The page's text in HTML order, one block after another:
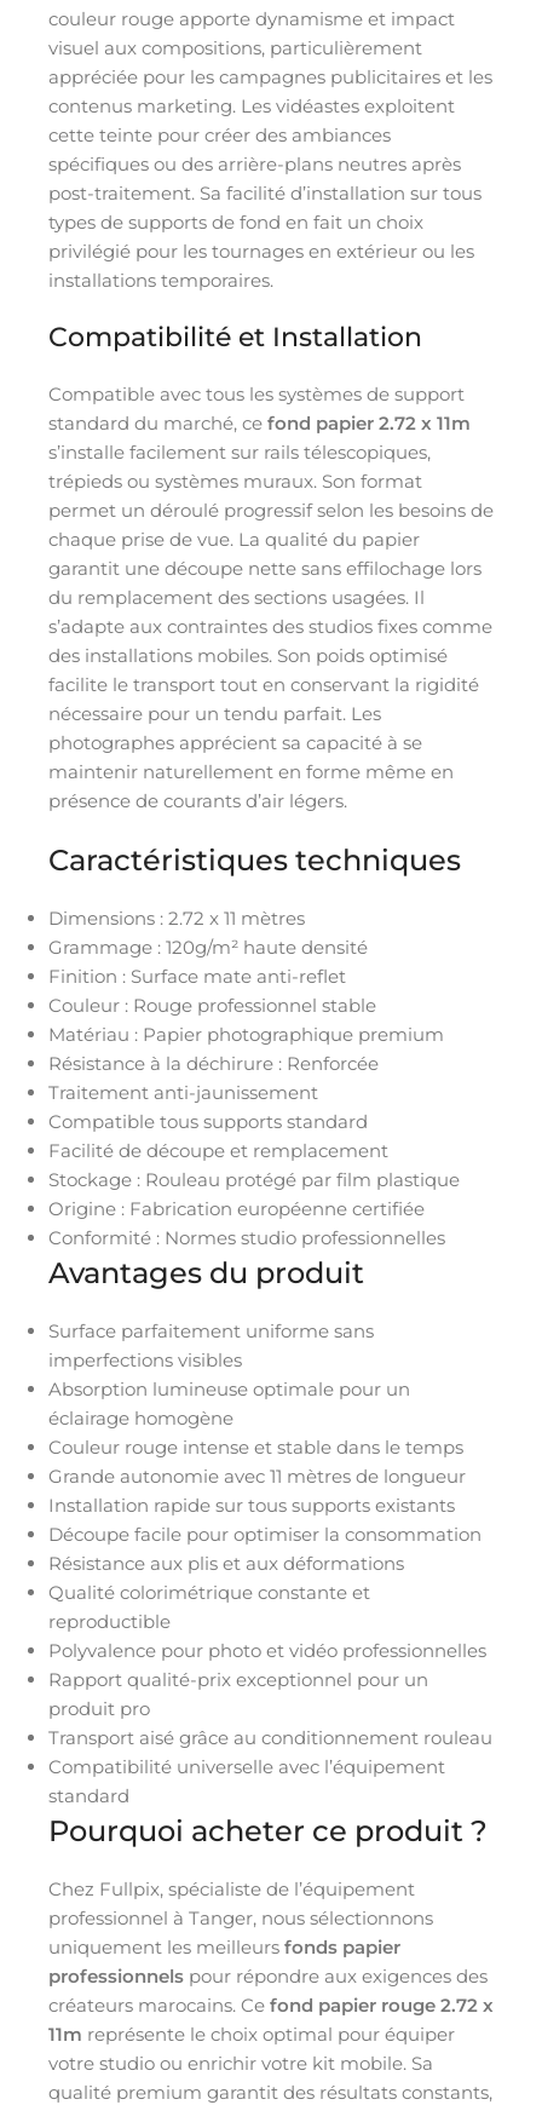
couleur rouge apporte dynamisme et impact
visuel aux compositions, particulièrement
appréciée pour les campagnes publicitaires et les
contenus marketing. Les vidéastes exploitent
cette teinte pour créer des ambiances
spécifiques ou des arrière-plans neutres après
post-traitement. Sa facilité d’installation sur tous
types de supports de fond en fait un choix
privilégié pour les tournages en extérieur ou les
installations temporaires.
Compatibilité et Installation
Compatible avec tous les systèmes de support
standard du marché, ce fond papier 2.72 x 11m
s’installe facilement sur rails télescopiques,
trépieds ou systèmes muraux. Son format
permet un déroulé progressif selon les besoins de
chaque prise de vue. La qualité du papier
garantit une découpe nette sans effilochage lors
du remplacement des sections usagées. Il
s’adapte aux contraintes des studios fixes comme
des installations mobiles. Son poids optimisé
facilite le transport tout en conservant la rigidité
nécessaire pour un tendu parfait. Les
photographes apprécient sa capacité à se
maintenir naturellement en forme même en
présence de courants d’air légers.
Caractéristiques techniques
Dimensions : 2.72 x 11 mètres
Grammage : 120g/m² haute densité
Finition : Surface mate anti-reflet
Couleur : Rouge professionnel stable
Matériau : Papier photographique premium
Résistance à la déchirure : Renforcée
Traitement anti-jaunissement
Compatible tous supports standard
Facilité de découpe et remplacement
Stockage : Rouleau protégé par film plastique
Origine : Fabrication européenne certifiée
Conformité : Normes studio professionnelles
Avantages du produit
Surface parfaitement uniforme sans
imperfections visibles
Absorption lumineuse optimale pour un
éclairage homogène
Couleur rouge intense et stable dans le temps
Grande autonomie avec 11 mètres de longueur
Installation rapide sur tous supports existants
Découpe facile pour optimiser la consommation
Résistance aux plis et aux déformations
Qualité colorimétrique constante et
reproductible
Polyvalence pour photo et vidéo professionnelles
Rapport qualité-prix exceptionnel pour un
produit pro
Transport aisé grâce au conditionnement rouleau
Compatibilité universelle avec l’équipement
standard
Pourquoi acheter ce produit ?
Chez Fullpix, spécialiste de l’équipement
professionnel à Tanger, nous sélectionnons
uniquement les meilleurs fonds papier
professionnels pour répondre aux exigences des
créateurs marocains. Ce fond papier rouge 2.72 x
11m représente le choix optimal pour équiper
votre studio ou enrichir votre kit mobile. Sa
qualité premium garantit des résultats constants,